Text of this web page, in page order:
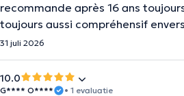
recommande après 16 ans
toujours aussi compréhensif
31 juli 2026
10.0
G**** O**** • 1 evaluatie